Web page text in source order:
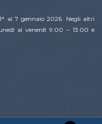
al 7 gennaio 2026. Negli altri
al venerdì 9:00 – 13:00 e